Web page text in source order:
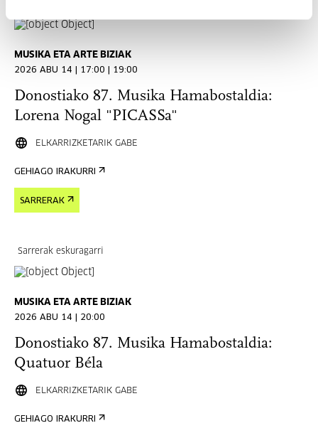
MUSIKA ETA ARTE BIZIAK
2026 ABU 14 | 17:00 | 19:00
Donostiako 87. Musika Hamabostaldia:
Lorena Nogal "PICASSa"
ELKARRIZKETARIK GABE
GEHIAGO IRAKURRI
SARRERAK
Sarrerak eskuragarri
MUSIKA ETA ARTE BIZIAK
2026 ABU 14 | 20:00
Donostiako 87. Musika Hamabostaldia:
Quatuor Béla
ELKARRIZKETARIK GABE
GEHIAGO IRAKURRI